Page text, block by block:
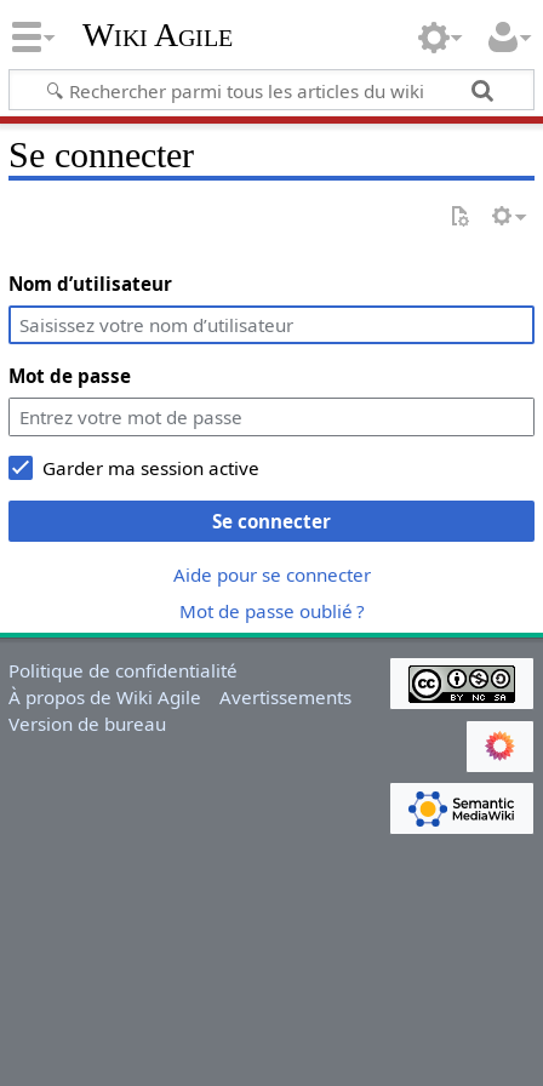
Wiki Agile
Se connecter
Nom d’utilisateur
Mot de passe
Garder ma session active
Se connecter
Aide pour se connecter
Mot de passe oublié ?
Politique de confidentialité
À propos de Wiki Agile
Avertissements
Version de bureau